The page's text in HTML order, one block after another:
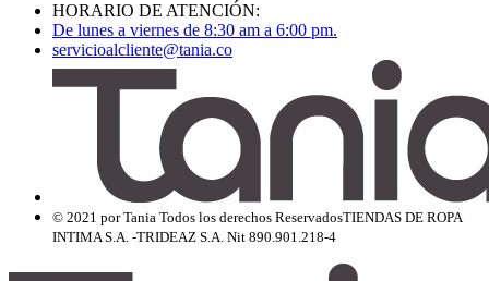
HORARIO DE ATENCIÓN:
De lunes a viernes de 8:30 am a 6:00 pm.
servicioalcliente@tania.co
© 2021 por Tania Todos los derechos ReservadosTIENDAS DE ROPA
INTIMA S.A. -TRIDEAZ S.A. Nit 890.901.218-4